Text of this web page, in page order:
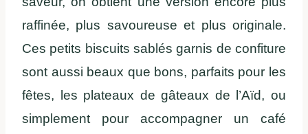
raffinée, plus savoureuse et plus originale.
Ces petits biscuits sablés garnis de confiture
sont aussi beaux que bons, parfaits pour les
fêtes, les plateaux de gâteaux de l’Aïd, ou
simplement pour accompagner un café